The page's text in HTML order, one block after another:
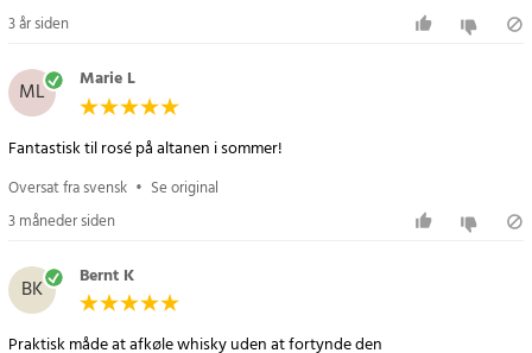
3 år siden
ML Marie L
Fantastisk til rosé på altanen i sommer!
Oversat fra svensk • Se original
3 måneder siden
BK Bernt K
Praktisk måde at afkøle whisky uden at fortynde den